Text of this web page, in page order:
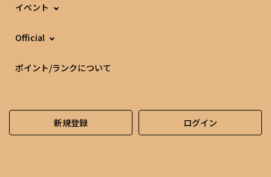
イベント
Official
ポイント/ランクについて
新規登録 ログイン